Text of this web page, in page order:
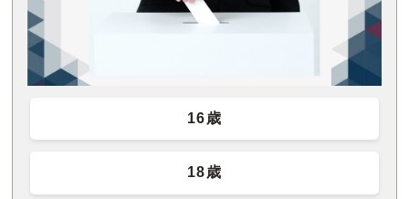
16歳
18歳